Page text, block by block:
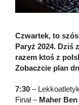
Czwartek, to
Paryż 2024. Dziś
razem ktoś z
Zobaczcie plan
7:30 –
Finał – Maher